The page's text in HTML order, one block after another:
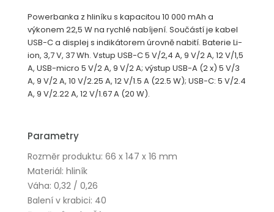
Powerbanka z hliníku s kapacitou 10 000 mAh a
výkonem 22,5 W na rychlé nabíjení. Součástí je kabel
USB-C a displej s indikátorem úrovně nabití. Baterie Li-
ion, 3,7 V, 37 Wh. Vstup USB-C 5 V/2,4 A, 9 V/2 A, 12 V/1,5
A, USB-micro 5 V/2 A, 9 V/2 A; výstup USB-A (2 x) 5 V/3
A, 9 V/2 A, 10 V/2.25 A, 12 V/1.5 A (22.5 W); USB-C: 5 V/2.4
A, 9 V/2.22 A, 12 V/1.67 A (20 W).
Parametry
Rozměr produktu: 66 x 147 x 16 mm
Materiál: hliník
Váha: 0,32 / 0,26
Balení v krabici: 40